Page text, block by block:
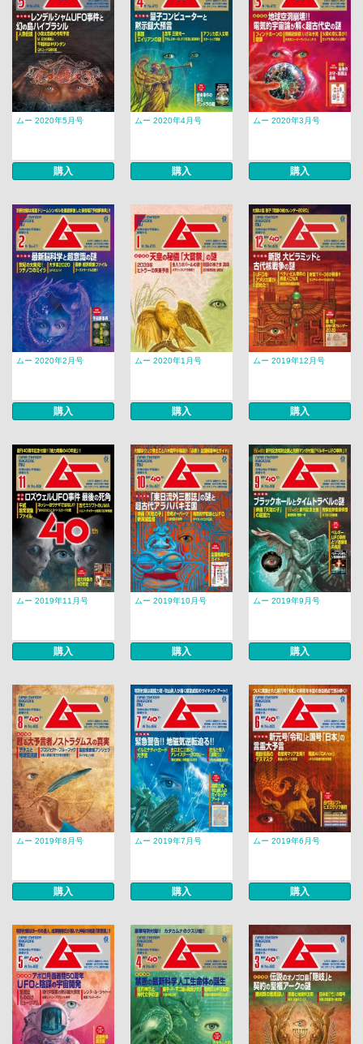
ムー 2020年5月号
購入
ムー 2020年4月号
購入
ムー 2020年3月号
購入
ムー 2020年2月号
購入
ムー 2020年1月号
購入
ムー 2019年12月号
購入
ムー 2019年11月号
購入
ムー 2019年10月号
購入
ムー 2019年9月号
購入
ムー 2019年8月号
購入
ムー 2019年7月号
購入
ムー 2019年6月号
購入